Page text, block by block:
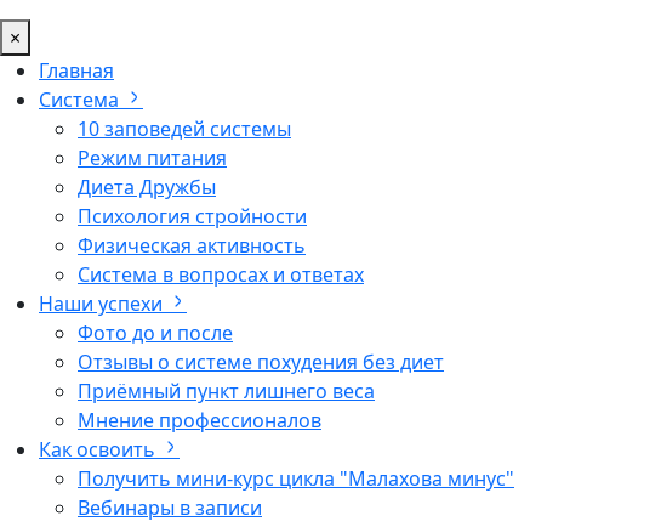
×
Главная
Система
10 заповедей системы
Режим питания
Диета Дружбы
Психология стройности
Физическая активность
Система в вопросах и ответах
Наши успехи
Фото до и после
Отзывы о системе похудения без диет
Приёмный пункт лишнего веса
Мнение профессионалов
Как освоить
Получить мини-курс цикла "Малахова минус"
Вебинары в записи